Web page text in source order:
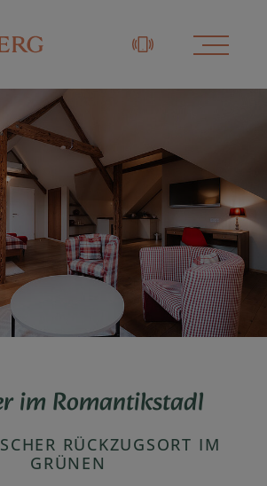
+43 3329 / 48833-0
im Romantikstadl
RÜCKZUGSORT IM
GRÜNEN